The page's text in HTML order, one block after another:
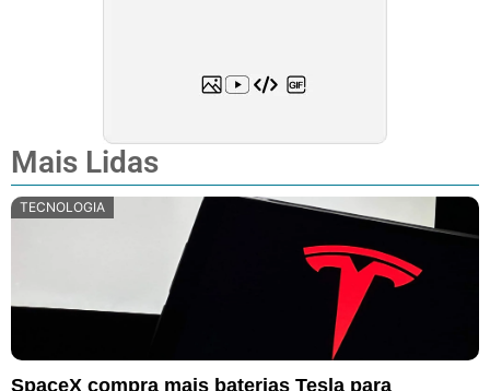
Mais Lidas
TECNOLOGIA
SpaceX compra mais baterias Tesla para